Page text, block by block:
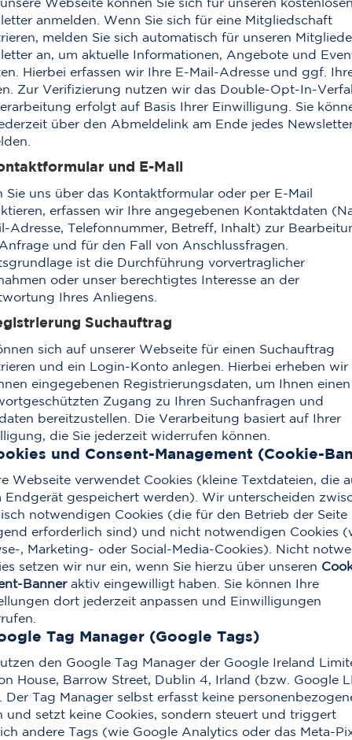
anmelden. Wenn Sie sich für eine Mitgliedschaft
melden Sie sich automatisch für unseren
an, um aktuelle Informationen, Angebote und
Hierbei erfassen wir Ihre E-Mail-Adresse und ggf.
Zur Verifizierung nutzen wir das Double-Opt-In-
erfolgt auf Basis Ihrer Einwilligung. Sie
über den Abmeldelink am Ende jedes
und E-Mail
Sie uns über das Kontaktformular oder per E-Mail
erfassen wir Ihre angegebenen Kontaktdaten
Adresse, Telefonnummer, Betreff, Inhalt) zur
und für den Fall von Anschlussfragen.
ist die Durchführung vorvertraglicher
oder unser berechtigtes Interesse an der
Ihres Anliegens.
Suchauftrag
sich auf unserer Webseite für einen Suchauftrag
und ein Login-Konto anlegen. Hierbei erheben wir
eingegebenen Registrierungsdaten, um Ihnen einen
Zugang zu Ihren Suchanfragen und
bereitzustellen. Die Verarbeitung basiert auf Ihrer
die Sie jederzeit widerrufen können.
und Consent-Management (Cookie-
Webseite verwendet Cookies (kleine Textdateien, die
Endgerät gespeichert werden). Wir unterscheiden
notwendigen Cookies (die für den Betrieb der Seite
erforderlich sind) und nicht notwendigen Cookies
, Marketing- oder Social-Media-Cookies). Nicht
setzen wir nur ein, wenn Sie hierzu über unseren
Banneraktiv eingewilligt haben. Sie können Ihre
dort jederzeit anpassen und Einwilligungen
Tag Manager (Google Tags)
den Google Tag Manager der Google Ireland
House, Barrow Street, Dublin 4, Irland (bzw. Google
Der Tag Manager selbst erfasst keine
und setzt keine Cookies, sondern steuert und triggert
andere Tags (wie Google Analytics oder das Meta-